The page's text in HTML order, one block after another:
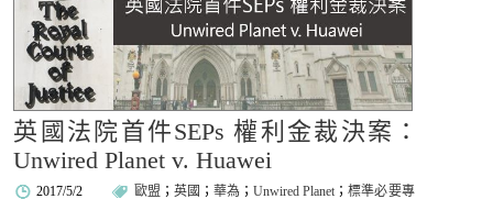
英國法院首件SEPs 權利金裁決案：
Unwired Planet v. Huawei
2017/5/2 歐盟 ； 英國 ；華為 ；Unwired Planet ；標準必要專